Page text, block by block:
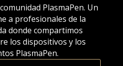
PlasmaPen. Un
a profesionales de la
donde compartimos
los dispositivos y los
PlasmaPen.